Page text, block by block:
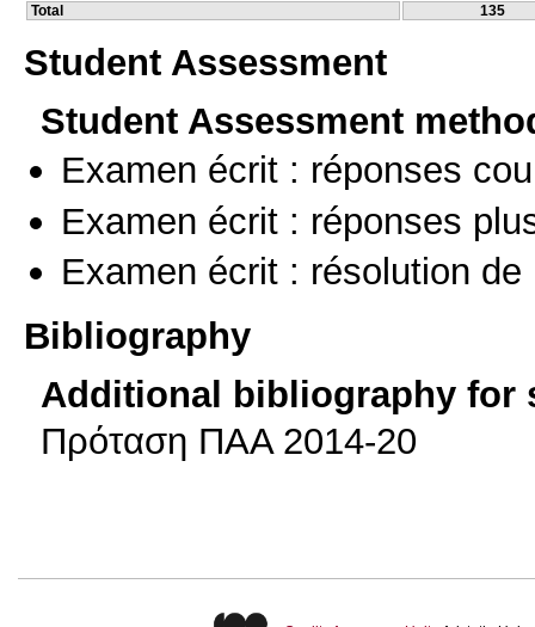
Total
135
Student Assessment
Student Assessment
Examen écrit : réponses
Examen écrit : réponses
Examen écrit : résolution de
Bibliography
Additional bibliography for
Πρόταση ΠΑΑ 2014-20